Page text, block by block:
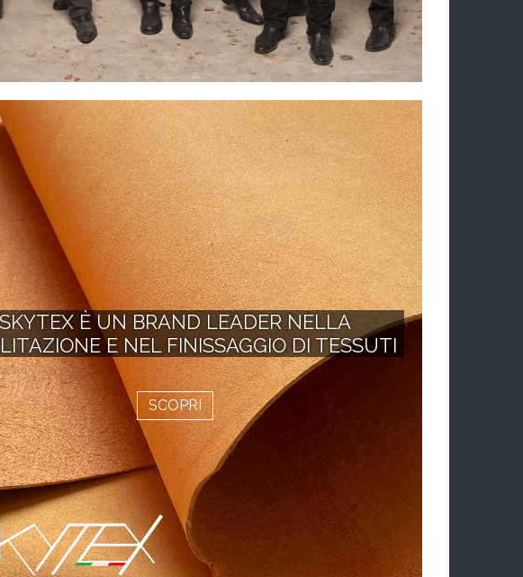
SKYTEX È UN BRAND LEADER NELLA
E NEL FINISSAGGIO DI TESSUTI
SCOPRI